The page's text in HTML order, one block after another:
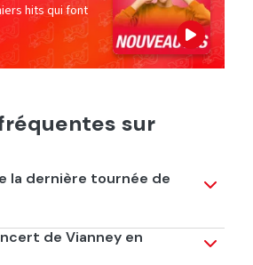
hits qui font
sur
la dernière tournée de
de 2022!
de Vianney en